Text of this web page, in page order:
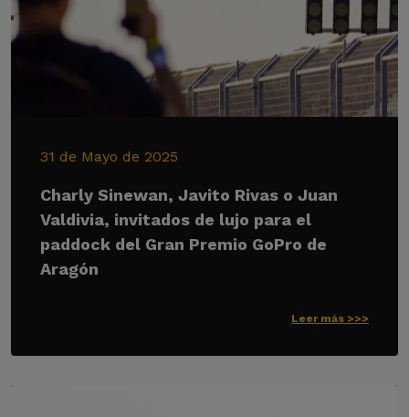
31 de Mayo de 2025
Charly Sinewan, Javito Rivas o Juan
Valdivia, invitados de lujo para el
paddock del Gran Premio GoPro de
Aragón
Leer más >>>